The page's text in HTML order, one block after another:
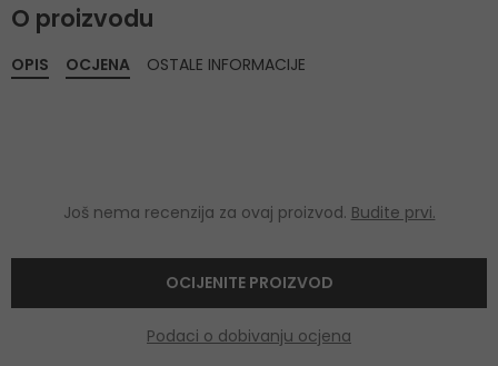
O proizvodu
OPIS OCJENA
Još nema recenzija za ovaj proizvod. Budite prvi.
OCIJENITE PROIZVOD
Podaci o dobivanju ocjena
OSTALE INFORMACIJE